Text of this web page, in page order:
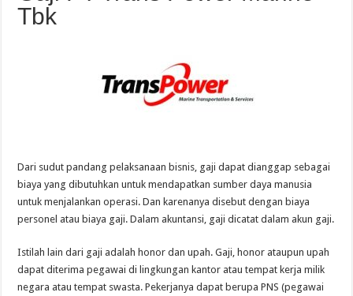
Tbk
Dari sudut pandang pelaksanaan bisnis, gaji dapat dianggap sebagai
biaya yang dibutuhkan untuk mendapatkan sumber daya manusia
untuk menjalankan operasi. Dan karenanya disebut dengan biaya
personel atau biaya gaji. Dalam akuntansi, gaji dicatat dalam akun gaji.
Istilah lain dari gaji adalah honor dan upah. Gaji, honor ataupun upah
dapat diterima pegawai di lingkungan kantor atau tempat kerja milik
negara atau tempat swasta. Pekerjanya dapat berupa PNS (pegawai